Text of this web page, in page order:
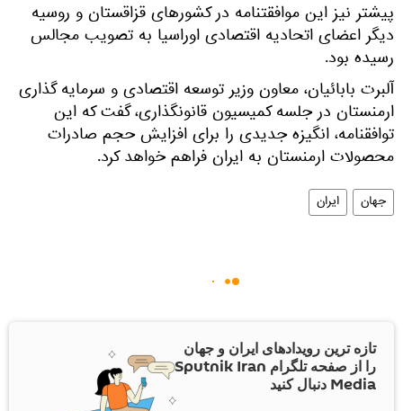
پیشتر نیز این موافقتنامه در کشورهای قزاقستان و روسیه
دیگر اعضای اتحادیه اقتصادی اوراسیا به تصویب مجالس
رسیده بود.
آلبرت بابائیان، معاون وزیر توسعه اقتصادی و سرمایه گذاری
ارمنستان در جلسه کمیسیون قانونگذاری، گفت که این
توافقنامه، انگیزه جدیدی را برای افزایش حجم صادرات
محصولات ارمنستان به ایران فراهم خواهد کرد.
جهان ایران
تازه ترین رویدادهای ایران و جهان
را از صفحه تلگرام Sputnik Iran
Media دنبال کنید